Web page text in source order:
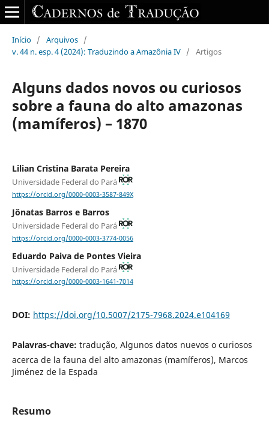
Início / Arquivos /
v. 44 n. esp. 4 (2024): Traduzindo a Amazônia IV / Artigos
Alguns dados novos ou curiosos
sobre a fauna do alto amazonas
(mamíferos) – 1870
Lilian Cristina Barata Pereira
Universidade Federal do Pará
https://orcid.org/0000-0003-3587-849X
Jônatas Barros e Barros
Universidade Federal do Pará
https://orcid.org/0000-0003-3774-0056
Eduardo Paiva de Pontes Vieira
Universidade Federal do Pará
https://orcid.org/0000-0003-1641-7014
DOI: https://doi.org/10.5007/2175-7968.2024.e104169
Palavras-chave: tradução, Algunos datos nuevos o curiosos
acerca de la fauna del alto amazonas (mamíferos), Marcos
Jiménez de la Espada
Resumo